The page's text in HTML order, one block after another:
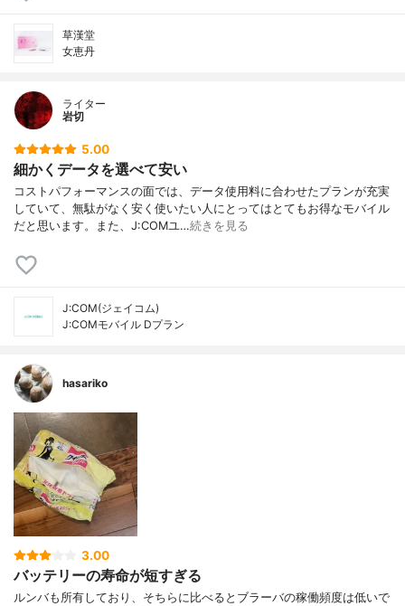
草漢堂
女恵丹
ライター
岩切
5.00
細かくデータを選べて安い
コストパフォーマンスの面では、データ使用料に合わせたプランが充実
していて、無駄がなく安く使いたい人にとってはとてもお得なモバイル
だと思います。また、J:COMユ…続きを見る
J:COM(ジェイコム)
J:COMモバイル Dプラン
hasariko
3.00
バッテリーの寿命が短すぎる
ルンバも所有しており、そちらに比べるとブラーバの稼働頻度は低いで